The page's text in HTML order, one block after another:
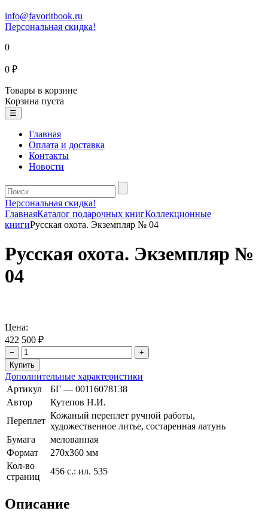
info@favoritbook.ru
Персональная скидка!
0
0 ₽
Товары в корзине
Корзина пуста
☰
Главная
Оплата и доставка
Контакты
Новости
Персональная скидка!
ГлавнаяКаталог подарочных книгКоллекционные
книгиРусская охота. Экземпляр № 04
Русская охота. Экземпляр №
04
Цена:
422 500 ₽
− +
Дополнительные характеристики
Артикул
БГ — 00116078138
Автор
Кутепов Н.И.
Переплет
Кожаный переплет ручной работы,
художественное литье, состаренная латунь
Бумага
мелованная
Формат
270х360 мм
Кол-во
страниц
456 с.: ил. 535
Описание